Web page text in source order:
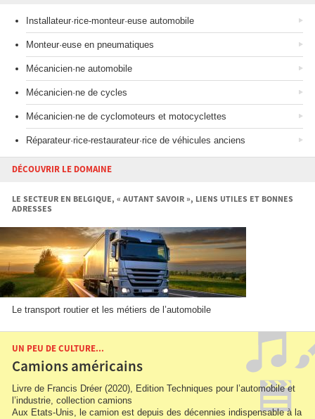
Installateur·rice-monteur·euse automobile
Monteur·euse en pneumatiques
Mécanicien·ne automobile
Mécanicien·ne de cycles
Mécanicien·ne de cyclomoteurs et motocyclettes
Réparateur·rice-restaurateur·rice de véhicules anciens
DÉCOUVRIR LE DOMAINE
LE SECTEUR EN BELGIQUE, « AUTANT SAVOIR », LIENS UTILES ET BONNES
ADRESSES
Le transport routier et les métiers de l’automobile
UN PEU DE CULTURE...
Camions américains
Livre de Francis Dréer (2020), Edition Techniques pour l’automobile et
l’industrie, collection camions
Aux Etats-Unis, le camion est depuis des décennies indispensable à la